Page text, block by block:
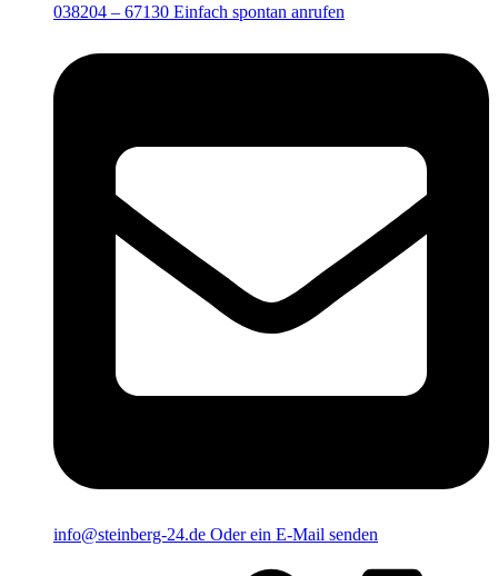
038204 – 67130 Einfach spontan anrufen
info@steinberg-24.de Oder ein E-Mail senden